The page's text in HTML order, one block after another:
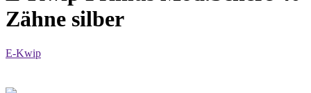
Zähne silber
E-Kwip